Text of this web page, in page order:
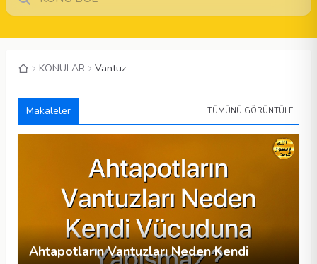
KONULAR Vantuz
Makaleler TÜMÜNÜ GÖRÜNTÜLE
Ahtapotların Vantuzları Neden Kendi